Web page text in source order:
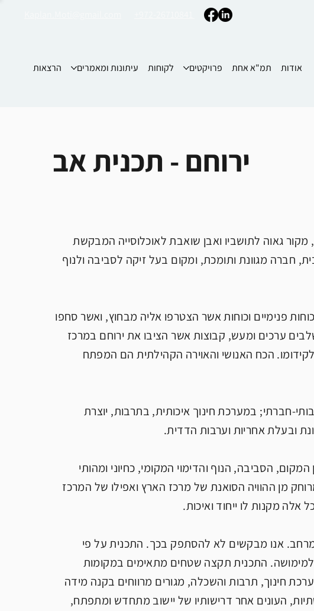
אודות תמ"א אחת פרויקטים לקוחות עיתונות ומאמרים הרצאות
מקור גאוה לתושביו ואבן שואבת לאוכלוסייה המבקשת
חברה מגוונת ותומכת, ומקום בעל זיקה לסביבה ולנוף
פנימיים וכוחות אשר הצטרפו אליה מבחוץ, ואשר סחפו
ערכים ומעש, קבוצות אשר הציבו את ירוחם במרכז
הכח האנושי והאוירה הקהילתית הם המפתח
חברתי; במערכת חינוך איכותית, בתרבות, יוצרת
ובעלת אחריות וערבות הדדית.
הסביבה, הנוף והדימוי המקומי, כחיוני ומהותי
מן ההוויה הסואנת של מרכז הארץ ואפילו של המרכז
מקנות לו ייחוד ואיכות.
אנו מבקשים לא להסתפק בכך. התכנית על פי
התכנית תקצה שטחים מתאימים במקומות
חינוך, תרבות והשכלה, מגורים מרווחים בקנה מידה
העונים אחר דרישותיו של יישוב מתחדש ומתפתח,